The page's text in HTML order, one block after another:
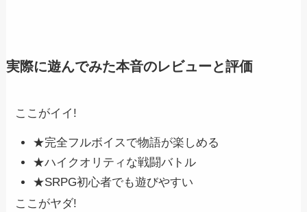
実際に遊んでみた本音のレビューと評価
ここがイイ!
★完全フルボイスで物語が楽しめる
★ハイクオリティな戦闘バトル
★SRPG初心者でも遊びやすい
ここがヤダ!